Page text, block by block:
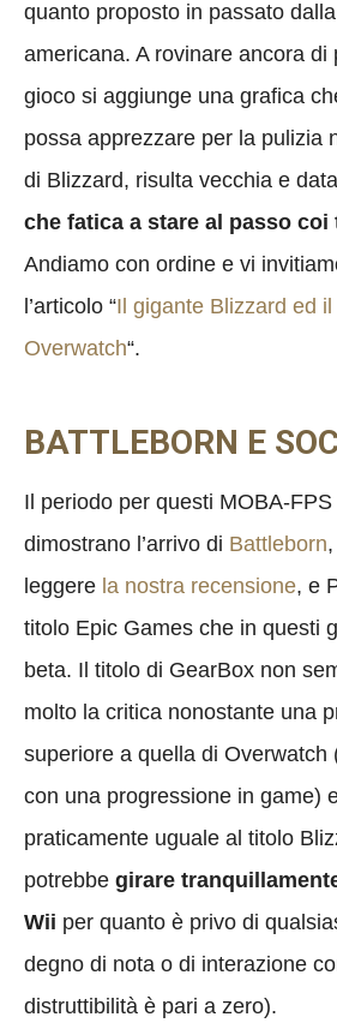
quanto proposto in passato
americana. A rovinare ancora di
gioco si aggiunge una grafica
possa apprezzare per la pulizia
di Blizzard, risulta vecchia e
che fatica a stare al passo coi
Andiamo con ordine e vi
l’articolo “Il gigante Blizzard ed
Overwatch“.
BATTLEBORN E
Il periodo per questi MOBA-
dimostrano l’arrivo di Battleborn
leggere la nostra recensione, e
titolo Epic Games che in questi
beta. Il titolo di GearBox non
molto la critica nonostante una
superiore a quella di Overwatch
con una progressione in game)
praticamente uguale al titolo
potrebbe girare
Wii per quanto è privo di
degno di nota o di interazione
distruttibilità è pari a zero).